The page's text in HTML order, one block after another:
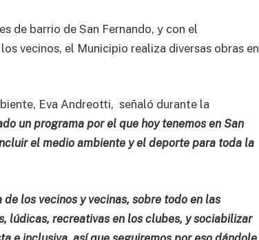
de barrio de San Fernando, y con el
vecinos, el Municipio realiza diversas obras en
Eva Andreotti, señaló durante la
un programa por el que hoy tenemos en San
el medio ambiente y el deporte para toda la
los vecinos y vecinas, sobre todo en las
lúdicas, recreativas en los clubes, y sociabilizar